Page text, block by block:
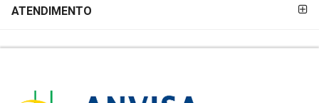
ATENDIMENTO
LOCALIZAÇÃO
ATENDIMENTO